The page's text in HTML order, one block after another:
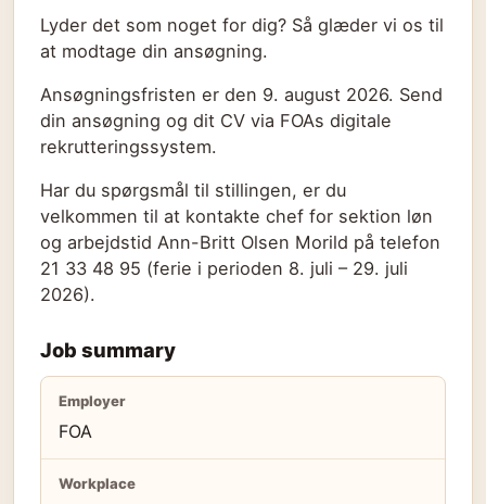
Lyder det som noget for dig? Så glæder vi os til
at modtage din ansøgning.
Ansøgningsfristen er den 9. august 2026. Send
din ansøgning og dit CV via FOAs digitale
rekrutteringssystem.
Har du spørgsmål til stillingen, er du
velkommen til at kontakte chef for sektion løn
og arbejdstid Ann-Britt Olsen Morild på telefon
21 33 48 95 (ferie i perioden 8. juli – 29. juli
2026).
Job summary
Employer
FOA
Workplace